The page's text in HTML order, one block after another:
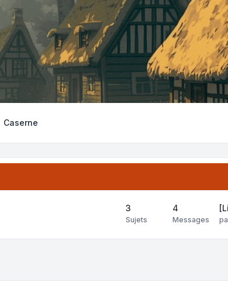
Caserne
3
Sujets
4
Messages